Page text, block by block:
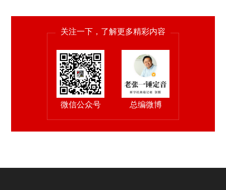
关注一下，了解更多精彩内容
微信公众号 总编微博